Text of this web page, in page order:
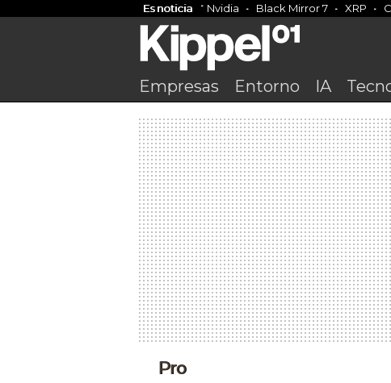
Es noticia Nvidia Black Mirror 7 XRP
Empresas Entorno IA
Pro